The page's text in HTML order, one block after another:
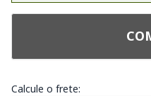
Calcule o frete: